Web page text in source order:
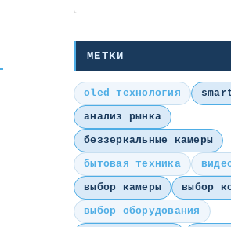
МЕТКИ
oled технология
анализ рынка
беззеркальные камеры
бытовая техника
выбор камеры
выбор
выбор оборудования